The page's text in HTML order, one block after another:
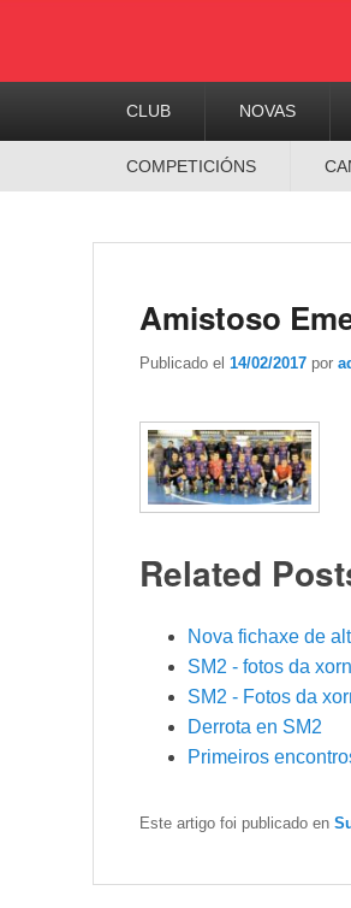
CLUB NOVAS
COMPETICIÓNS
Amistoso
Publicado el 14/02/2017 por
Related
Nova fichaxe de
SM2 - fotos da
SM2 - Fotos da
Derrota en SM2
Primeiros
Este artigo foi publicado en